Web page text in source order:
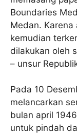
Boundaries
Medan. Karena
kemudian
dilakukan oleh
– unsur
Pada 10
melancarkan
bulan april
untuk pindah